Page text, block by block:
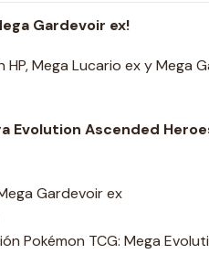
Gardevoir ex!
Mega Lucario ex y Mega
Evolution Ascended
Gardevoir ex
Pokémon TCG: Mega